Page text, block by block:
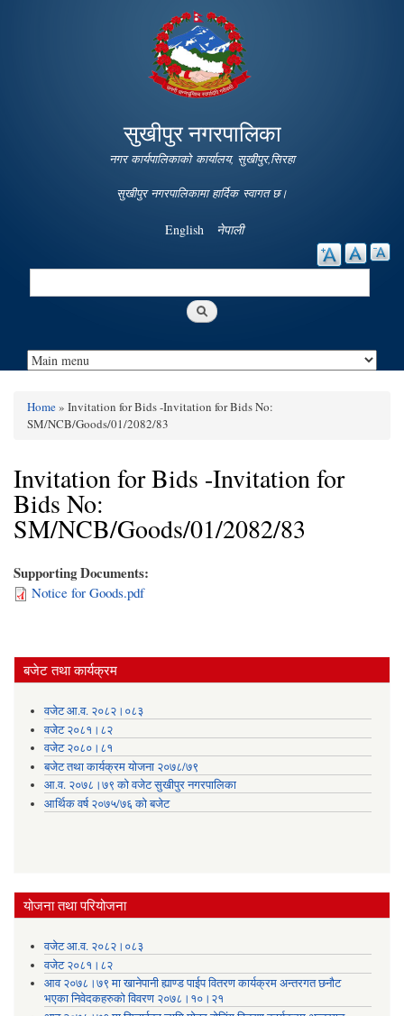
main
content
सुखीपुर नगरपालिका
नगर कार्यपालिकाको कार्यालय, सुखीपुर,सिरहा
सुखीपुर नगरपालिकामा हार्दिक स्वागत छ।
English नेपाली
Search
You are here
Home» Invitation for Bids -Invitation for Bids No:
SM/NCB/Goods/01/2082/83
Invitation for Bids -Invitation for
Bids No:
SM/NCB/Goods/01/2082/83
Supporting Documents:
Notice for Goods.pdf
बजेट तथा कार्यक्रम
वजेट आ.व. २०८२।०८३
वजेट २०८१।८२
वजेट २०८०।८१
बजेट तथा कार्यक्रम योजना २०७८/७९
आ.व. २०७८।७९ को वजेट सुखीपुर नगरपालिका
आर्थिक वर्ष २०७५/७६ को बजेट
योजना तथा परियोजना
वजेट आ.व. २०८२।०८३
वजेट २०८१।८२
आव २०७८।७९ मा खानेपानी ह्याण्ड पाईप वितरण कार्यक्रम अन्तरगत छनौट
भएका निवेदकहरुको विवरण २०७८।१०।२१